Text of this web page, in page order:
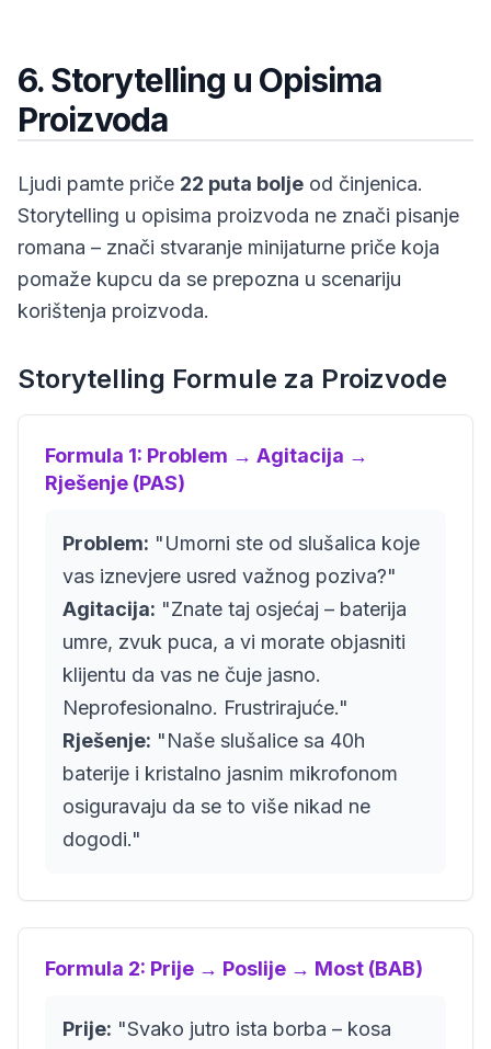
6. Storytelling u Opisima
Proizvoda
Ljudi pamte priče 22 puta bolje od činjenica.
Storytelling u opisima proizvoda ne znači pisanje
romana – znači stvaranje minijaturne priče koja
pomaže kupcu da se prepozna u scenariju
korištenja proizvoda.
Storytelling Formule za Proizvode
Formula 1: Problem → Agitacija →
Rješenje (PAS)
Problem: "Umorni ste od slušalica koje
vas iznevjere usred važnog poziva?"
Agitacija: "Znate taj osjećaj – baterija
umre, zvuk puca, a vi morate objasniti
klijentu da vas ne čuje jasno.
Neprofesionalno. Frustrirajuće."
Rješenje: "Naše slušalice sa 40h
baterije i kristalno jasnim mikrofonom
osiguravaju da se to više nikad ne
dogodi."
Formula 2: Prije → Poslije → Most (BAB)
Prije: "Svako jutro ista borba – kosa